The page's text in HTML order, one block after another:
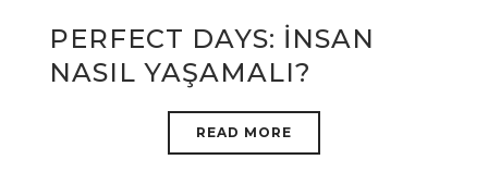
PERFECT DAYS: İNSAN
NASIL YAŞAMALI?
READ MORE